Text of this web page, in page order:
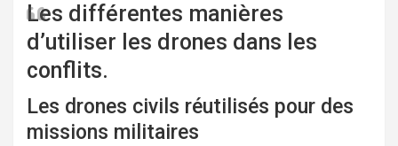
Les différentes manières
d’utiliser les drones dans les
conflits.
Les drones civils réutilisés pour des
missions militaires